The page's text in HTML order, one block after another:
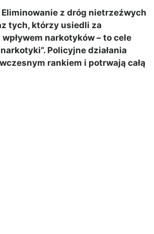
Eliminowanie z dróg nietrzeźwych
tych, którzy usiedli za
narkotyków – to cele
Policyjne działania
rankiem i potrwają całą